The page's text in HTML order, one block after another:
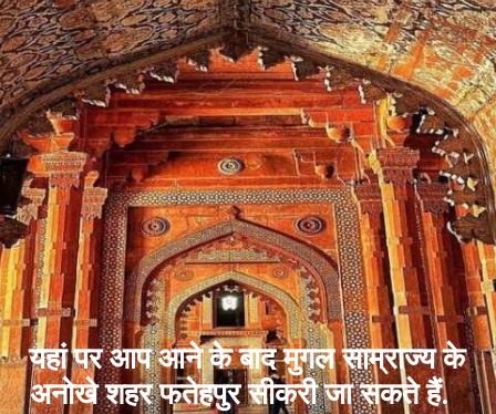
यहां पर आप आने के बाद मुगल साम्राज्य के
अनोखे शहर फतेहपुर सीकरी जा सकते हैं.